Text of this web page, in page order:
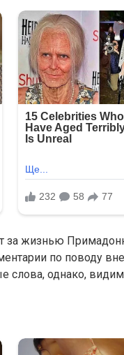
за жизнью
по поводу
слова, однако,